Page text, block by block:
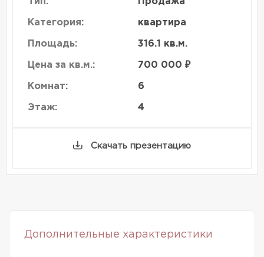
Категория: квартира
Площадь: 316.1 кв.м.
Цена за кв.м.: 700 000 ₽
Комнат: 6
Этаж: 4
Скачать презентацию
Дополнительные характеристики